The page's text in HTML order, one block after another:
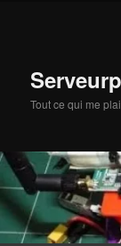
Tout ce qui me